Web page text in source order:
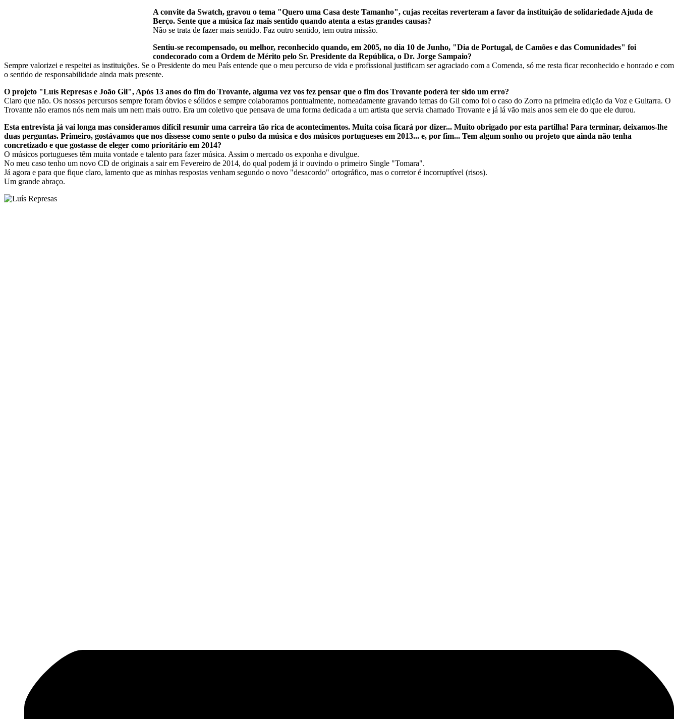
A convite da Swatch, gravou o tema "Quero uma Casa deste Tamanho", cujas receitas reverteram a favor da instituição de solidariedade Ajuda de
Berço. Sente que a música faz mais sentido quando atenta a estas grandes causas?
Não se trata de fazer mais sentido. Faz outro sentido, tem outra missão.
Sentiu-se recompensado, ou melhor, reconhecido quando, em 2005, no dia 10 de Junho, "Dia de Portugal, de Camões e das Comunidades" foi
condecorado com a Ordem de Mérito pelo Sr. Presidente da República, o Dr. Jorge Sampaio?
Sempre valorizei e respeitei as instituições. Se o Presidente do meu País entende que o meu percurso de vida e profissional justificam ser agraciado com a Comenda, só me resta ficar reconhecido e honrado e com
o sentido de responsabilidade ainda mais presente.
O projeto "Luís Represas e João Gil", Após 13 anos do fim do Trovante, alguma vez vos fez pensar que o fim dos Trovante poderá ter sido um erro?
Claro que não. Os nossos percursos sempre foram óbvios e sólidos e sempre colaboramos pontualmente, nomeadamente gravando temas do Gil como foi o caso do Zorro na primeira edição da Voz e Guitarra. O
Trovante não eramos nós nem mais um nem mais outro. Era um coletivo que pensava de uma forma dedicada a um artista que servia chamado Trovante e já lá vão mais anos sem ele do que ele durou.
Esta entrevista já vai longa mas consideramos difícil resumir uma carreira tão rica de acontecimentos. Muita coisa ficará por dizer... Muito obrigado por esta partilha! Para terminar, deixamos-lhe
duas perguntas. Primeiro, gostávamos que nos dissesse como sente o pulso da música e dos músicos portugueses em 2013... e, por fim... Tem algum sonho ou projeto que ainda não tenha
concretizado e que gostasse de eleger como prioritário em 2014?
O músicos portugueses têm muita vontade e talento para fazer música. Assim o mercado os exponha e divulgue.
No meu caso tenho um novo CD de originais a sair em Fevereiro de 2014, do qual podem já ir ouvindo o primeiro Single "Tomara".
Já agora e para que fique claro, lamento que as minhas respostas venham segundo o novo "desacordo" ortográfico, mas o corretor é incorruptível (risos).
Um grande abraço.